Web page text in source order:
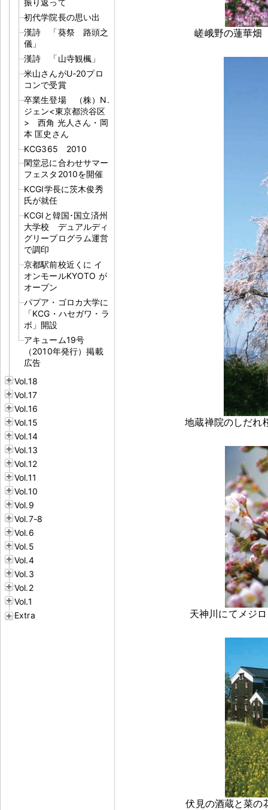
初代学院長の思い出
漢詩 「葵祭 路頭之
儀」
漢詩 「山寺観楓」
米山さんがU-20プロ
コンで受賞
卒業生登場 （株）N.
ジェン<東京都渋谷区
> 西角 光人さん・岡
本 匡史さん
KCG365 2010
閑堂忌に合わせサマー
フェスタ2010を開催
KCGI学長に茨木俊秀
氏が就任
KCGIと韓国･国立済州
大学校 デュアルディ
グリープログラム運営
で調印
京都駅前校近くに イ
オンモールKYOTO が
オープン
パプア・ゴロカ大学に
「KCG・ハセガワ・ラ
ボ」開設
アキューム19号
（2010年発行）掲載
広告
Vol.18
Vol.17
Vol.16
Vol.15
Vol.14
Vol.13
Vol.12
Vol.11
Vol.10
Vol.9
Vol.7-8
Vol.6
Vol.5
Vol.4
Vol.3
Vol.2
Vol.1
Extra
嵯峨野の蓮華
地蔵禅院のしだ
天神川にてメジ
伏見の酒蔵と菜